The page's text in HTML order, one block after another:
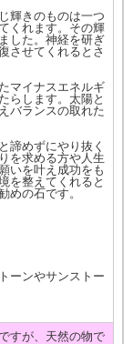
輝きのものは一つ
くれます。その輝
した。神経を研ぎ
させてくれるとさ
マイナスエネルギ
らします。太陽と
バランスの取れた
諦めずにやり抜く
を求める方や人生
いを叶え成功をも
を整えてくれると
めの石です。
ーンやサンストー
すが、天然の物で